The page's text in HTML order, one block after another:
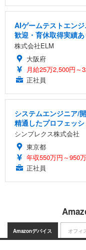
AIゲームテストエン
歓迎・育休取得実績
株式会社ELM
大阪府
月給25万2,500円～
正社員
システムエンジニア/
精通したプロフェッ
シンプレクス株式会社
東京都
年収550万円～950
正社員
Amazonデバイス オフィ